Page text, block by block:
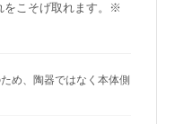
をこそげ取れます。※
め、陶器ではなく本体側